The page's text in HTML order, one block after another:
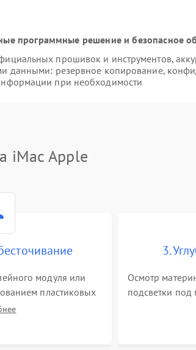
программные решение и безопасное
прошивок и инструментов,
данными: резервное копирование,
при необходимости
iMac Apple
модуля или
пластиковых
шлейфов
3.
Осмотр
подсветки
напряжений в